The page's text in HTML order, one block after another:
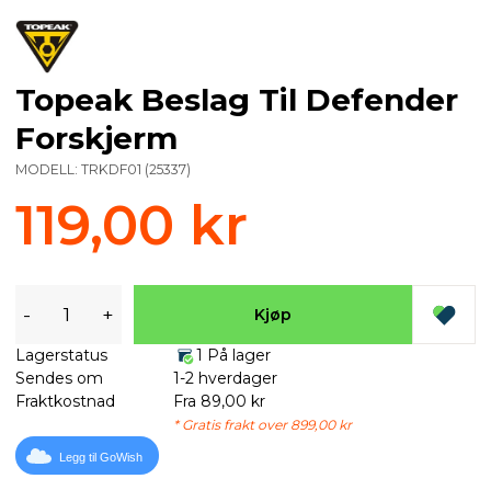
Topeak Beslag Til Defender
Forskjerm
MODELL: TRKDF01 (25337)
119,00 kr
- + Kjøp
Lagerstatus
1 På lager
Sendes om
1-2 hverdager
Fraktkostnad
Fra 89,00 kr
* Gratis frakt over 899,00 kr
Legg til GoWish